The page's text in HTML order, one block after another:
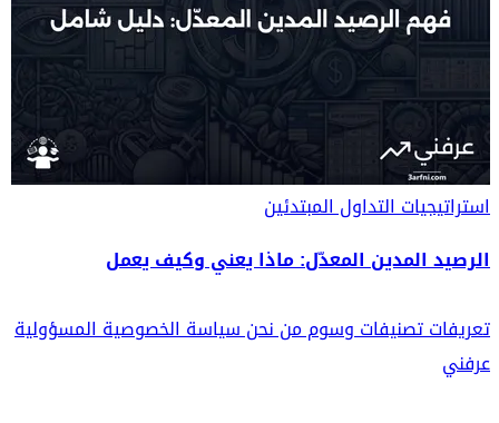
استراتيجيات التداولالمبتدئين
الرصيد المدين المعدّل: ماذا يعني وكيف يعمل
تعريفاتتصنيفاتوسوممن نحنسياسة الخصوصيةالمسؤولية
عرفني